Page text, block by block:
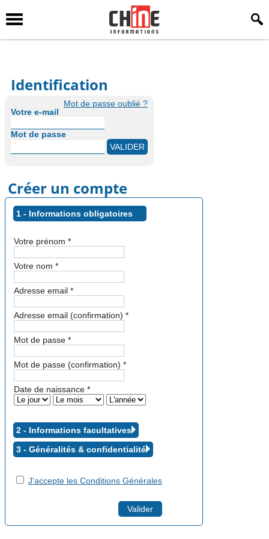
Identification
Mot de passe oublié ?
Votre e-mail
Mot de passe
Créer un compte
1 - Informations obligatoires
Votre prénom *
Votre nom *
Adresse email *
Adresse email (confirmation) *
Mot de passe *
Mot de passe (confirmation) *
Date de naissance *
2 - Informations facultatives
3 - Généralités & confidentialité
J'accepte les Conditions Générales